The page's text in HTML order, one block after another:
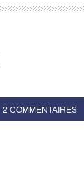
2 COMMENTAIRES